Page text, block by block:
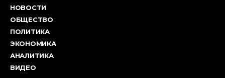
НОВОСТИ
ОБЩЕСТВО
ПОЛИТИКА
ЭКОНОМИКА
АНАЛИТИКА
ВИДЕО